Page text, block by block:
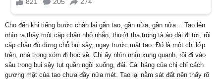
Cho đến khi tiếng bước chân lại gần tao, gần nữa, gần nữa… Tao lén
nhìn ra thấy một cặp chân nhỏ nhắn, thướt tha trong tà áo dài đi tới, rồi
cặp chân đó dừng chỗ bụi sậy, ngay trước mặt tao. Đó là một chị lớp
trên, nhà trong xóm đi học về. Chị ấy nhìn nhìn xung quanh, rồi đi vào
sâu trong bụi sậy tụt quần ngồi xuống, đái. Cái háng của chị chỉ cách
gương mặt của tao chưa đầy nửa mét. Tao lại nằm sát đất nên thấy rõ